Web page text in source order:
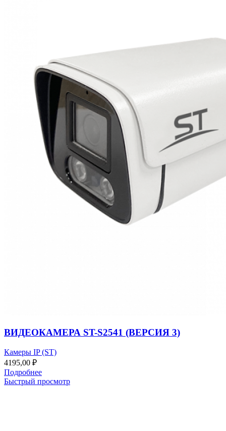
ВИДЕОКАМЕРА ST-S2541 (ВЕРСИЯ 3)
Камеры IP (ST)
4195,00 ₽
Подробнее
Быстрый просмотр